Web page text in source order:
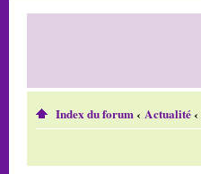
Index du forum‹ Actualité‹